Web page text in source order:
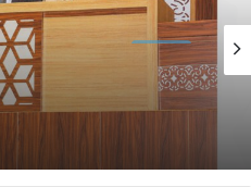
اقتصاد
اقتصاد
منذ أسبوع واحد
الجمعية الوطنية تجيز